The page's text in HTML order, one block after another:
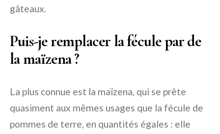
gâteaux.
Puis-je remplacer la fécule par de
la maïzena ?
La plus connue est la maïzena, qui se prête
quasiment aux mêmes usages que la fécule de
pommes de terre, en quantités égales : elle